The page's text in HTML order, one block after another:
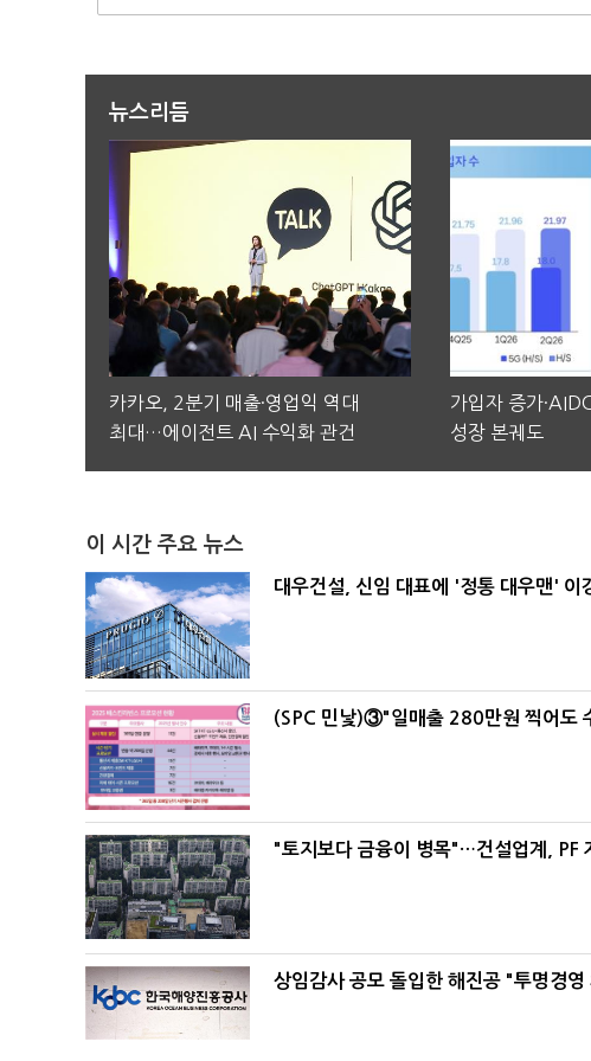
뉴스리듬
카카오, 2분기 매출·영업익 역대
최대…에이전트 AI 수익화 관건
가입자 증가
성장 본궤도
이 시간 주요 뉴스
대우건설, 신임 대표에 '정통 대우맨' 이
(SPC 민낯)③"일매출 280만원 찍어도
"토지보다 금융이 병목"…건설업계, PF
상임감사 공모 돌입한 해진공 "투명경영